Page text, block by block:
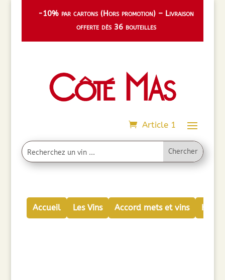
-10% par cartons (Hors promotion) – Livraison
offerte dès 36 bouteilles
Article 1
Accueil Les Vins Accord mets et vins